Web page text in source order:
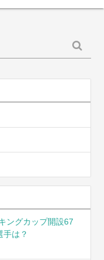
ングカップ開設67
手は？